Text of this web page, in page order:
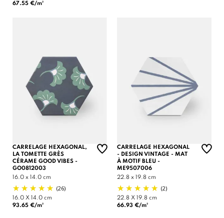
67.55 €/m²
CARRELAGE HEXAGONAL,
LA TOMETTE GRÈS
CÉRAME GOOD VIBES -
GO0812003
16.0 x 14.0 cm
(26)
16.0 X 14.0 cm
93.65 €/m²
CARRELAGE HEXAGONAL
- DESIGN VINTAGE - MAT
À MOTIF BLEU -
ME9507006
22.8 x 19.8 cm
(2)
22.8 X 19.8 cm
66.93 €/m²